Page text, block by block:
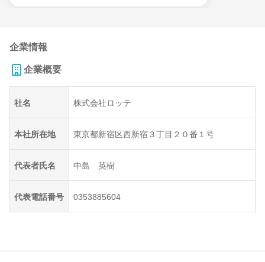
企業情報
企業概要
社名 株式会社ロッテ
本社所在地 東京都新宿区西新宿３丁目２０番１号
代表者氏名 中島 英樹
代表電話番号 0353885604